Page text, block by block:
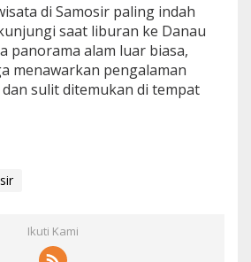
di Samosir paling indah
saat liburan ke Danau
panorama alam luar biasa,
menawarkan pengalaman
sulit ditemukan di tempat
Ikuti Kami